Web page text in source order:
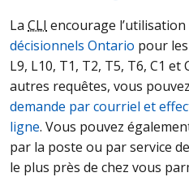
La CLI encourage l’utilisation
décisionnels Ontario pour
L9, L10, T1, T2, T5, T6, C1
autres requêtes, vous pouvez
demande par courriel et
ligne. Vous pouvez
par la poste ou par service
le plus près de chez vous